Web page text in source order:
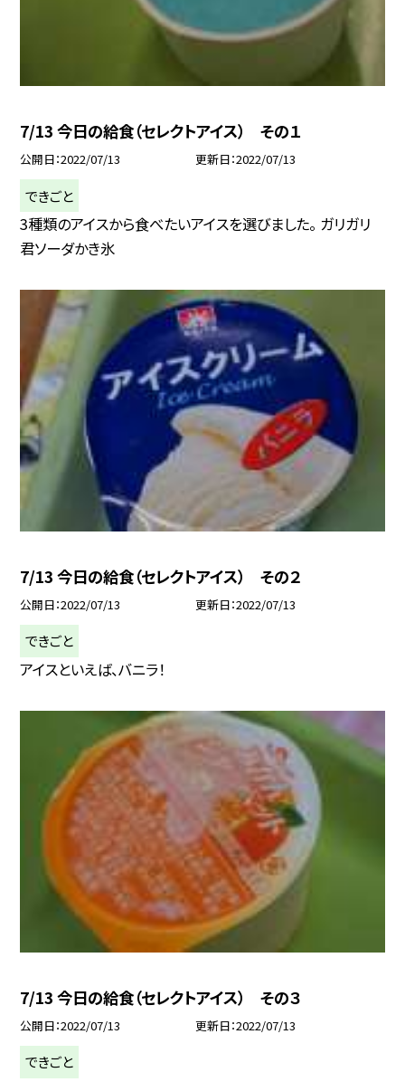
7/13 今日の給食（セレクトアイス） その１
公開日 2022/07/13 更新日 2022/07/13
できごと
3種類のアイスから食べたいアイスを選びました。 ガリガリ
君ソーダかき氷
7/13 今日の給食（セレクトアイス） その２
公開日 2022/07/13 更新日 2022/07/13
できごと
アイスといえば、バニラ！
7/13 今日の給食（セレクトアイス） その３
公開日 2022/07/13 更新日 2022/07/13
できごと